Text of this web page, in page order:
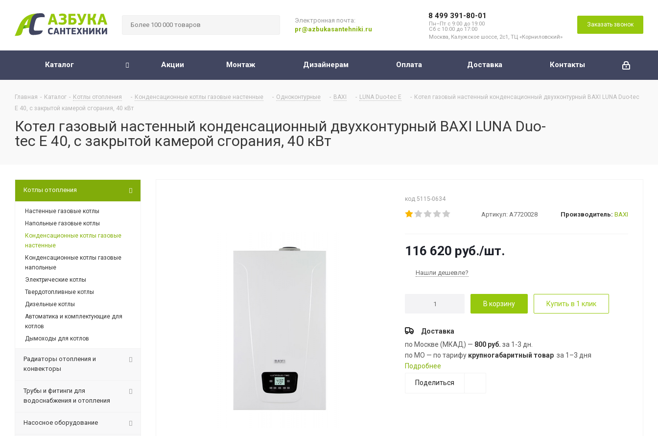
Электронная почта:
pr@azbukasantehniki.ru
8 499 391-80-01
Пн–Пт с 9:00 до 19:00
Сб с 10:00 до 17:00
Москва, Калужское шоссе, 2с1, ТЦ «Корниловский»
Заказать звонок
Каталог Акции Монтаж Дизайнерам Оплата Доставка Контакты
Главная - Каталог - Котлы отопления - Конденсационные котлы газовые настенные - Одноконтурные - BAXI - LUNA Duo-tec E - Котел газовый настенный конденсационный двухконтурный BAXI LUNA Duo-tec
E 40, с закрытой камерой сгорания, 40 кВт
Котел газовый настенный конденсационный двухконтурный BAXI LUNA Duo-
tec E 40, с закрытой камерой сгорания, 40 кВт
код 5115-0634
Артикул: A7720028 Производитель: BAXI
116 620 руб./шт.
Нашли дешевле?
В корзину Купить в 1 клик
Доставка
по Москве (МКАД) — 800 руб. за 1-3 дн.
по МО — по тарифу крупногабаритный товар за 1–3 дня
Подробнее
Поделиться
Котлы отопления
Настенные газовые котлы
Напольные газовые котлы
Конденсационные котлы газовые
настенные
Конденсационные котлы газовые
напольные
Электрические котлы
Твердотопливные котлы
Дизельные котлы
Автоматика и комплектующие для
котлов
Дымоходы для котлов
Радиаторы отопления и
конвекторы
Трубы и фитинги для
водоснабжения и отопления
Насосное оборудование